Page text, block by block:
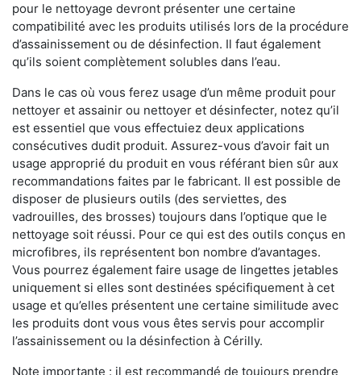
pour le nettoyage devront présenter une certaine
compatibilité avec les produits utilisés lors de la procédure
d’assainissement ou de désinfection. Il faut également
qu’ils soient complètement solubles dans l’eau.
Dans le cas où vous ferez usage d’un même produit pour
nettoyer et assainir ou nettoyer et désinfecter, notez qu’il
est essentiel que vous effectuiez deux applications
consécutives dudit produit. Assurez-vous d’avoir fait un
usage approprié du produit en vous référant bien sûr aux
recommandations faites par le fabricant. Il est possible de
disposer de plusieurs outils (des serviettes, des
vadrouilles, des brosses) toujours dans l’optique que le
nettoyage soit réussi. Pour ce qui est des outils conçus en
microfibres, ils représentent bon nombre d’avantages.
Vous pourrez également faire usage de lingettes jetables
uniquement si elles sont destinées spécifiquement à cet
usage et qu’elles présentent une certaine similitude avec
les produits dont vous vous êtes servis pour accomplir
l’assainissement ou la désinfection à Cérilly.
Note importante : il est recommandé de toujours prendre